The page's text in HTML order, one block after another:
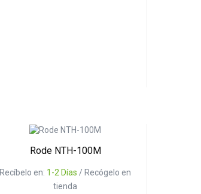
Rode NTH-100M
Recíbelo en: 1-2 Días / Recógelo en
tienda